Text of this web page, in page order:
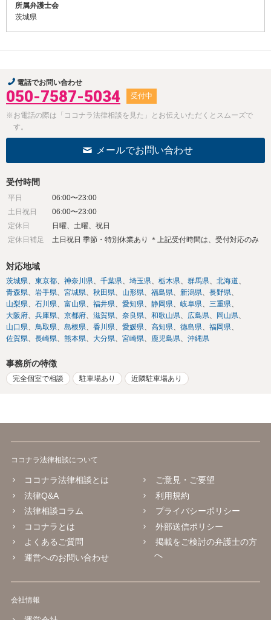
所属弁護士会
茨城県
電話でお問い合わせ
050-7587-5034 受付中
※お電話の際は「ココナラ法律相談を見た」とお伝えいただくとスムーズで
す。
メールでお問い合わせ
受付時間
平日
06:00〜23:00
土日祝日
06:00〜23:00
定休日
日曜、土曜、祝日
定休日補足
土日祝日 季節・特別休業あり ＊上記受付時間は、受付対応のみ
対応地域
茨城県 東京都 神奈川県 千葉県 埼玉県 栃木県 群馬県
北海道
青森県
岩手県 宮城県 秋田県 山形県 福島県 新潟県
長野県
山梨県
石川県 富山県 福井県 愛知県 静岡県 岐阜県
三重県
大阪府
兵庫県 京都府 滋賀県 奈良県 和歌山県 広島県
岡山県
山口県
鳥取県 島根県 香川県 愛媛県 高知県 徳島県
福岡県
佐賀県
長崎県 熊本県 大分県 宮崎県 鹿児島県 沖縄県
事務所の特徴
完全個室で相談 駐車場あり 近隣駐車場あり
ココナラ法律相談について
ココナラ法律相談とは
法律Q&A
法律相談コラム
ココナラとは
よくあるご質問
運営へのお問い合わせ
ご意見・ご要望
利用規約
プライバシーポリシー
外部送信ポリシー
掲載をご検討の弁護士の方
へ
会社情報